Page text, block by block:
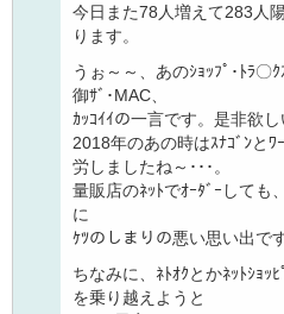
今日また78人増えて283人
ります。
うぉ～～、あのｼｮｯﾌﾟ･ﾄﾗ〇
御ｻﾞ･MAC、
ｶｯｺｲｲの一言です。是非欲
2018年のあの時はｽﾅｺﾞﾝとﾜ
労しましたね～･･･。
量販店のﾈｯﾄでｵｰﾀﾞｰしても
に
ｹﾂのしまりの悪い思い出で
ちなみに、ﾈﾄｵｸとかﾈｯﾄｼｮｯ
を乗り越えようと